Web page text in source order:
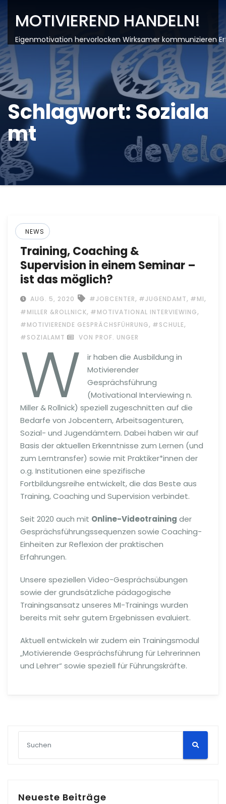
MOTIVIEREND HANDELN!
Eigenmotivation hervorlocken Wirksamer kommunizieren
Schlagwort: Soziala
mt
NEWS
Training, Coaching &
Supervision in einem Seminar –
ist das möglich?
AUG. 5, 2020 #JOBCENTER, #JUGENDAMT, #MI,
#MILLER &ROLLNICK, #MOTIVATIONAL INTERVIEWING,
#MOTIVIERENDE GESPRÄCHSFÜHRUNG, #SCHULE,
#SOZIALAMT VON PROF. UNGER
W
ir haben die Ausbildung in
Motivierender
Gesprächsführung
(Motivational Interviewing n.
Miller & Rollnick) speziell zugeschnitten auf die
Bedarfe von Jobcentern, Arbeitsagenturen,
Sozial- und Jugendämtern. Dabei haben wir auf
Basis der aktuellen Erkenntnisse zum Lernen (und
zum Lerntransfer) sowie mit Praktiker*innen der
o.g. Institutionen eine spezifische
Fortbildungsreihe entwickelt, die das Beste aus
Training, Coaching und Supervision verbindet.
Seit 2020 auch mit Online-Videotraining der
Gesprächsführungssequenzen sowie Coaching-
Einheiten zur Reflexion der praktischen
Erfahrungen.
Unsere speziellen Video-Gesprächsübungen
sowie der grundsätzliche pädagogische
Trainingsansatz unseres MI-Trainings wurden
bereits mit sehr gutem Ergebnissen evaluiert.
Aktuell entwickeln wir zudem ein Trainingsmodul
„Motivierende Gesprächsführung für Lehrerinnen
und Lehrer“ sowie speziell für Führungskräfte.
Neueste Beiträge